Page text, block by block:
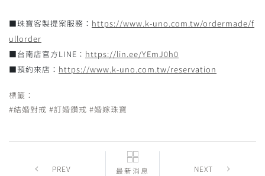
■珠寶客製提案服務： https://www.k-uno.com.tw/ordermade/f
ullorder
■台南店官方LINE： https://lin.ee/YEmJ0h0
■預約來店： https://www.k-uno.com.tw/reservation
標籤：
#結婚對戒 #訂婚鑽戒 #婚嫁珠寶
PREV
最新消息
NEXT